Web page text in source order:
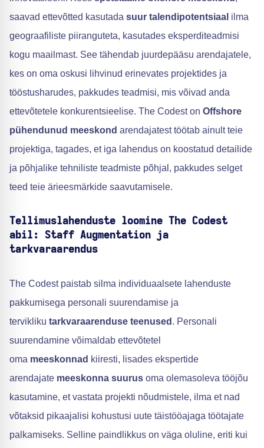
saavad ettevõtted kasutada suur talendipotentsiaal ilma
geograafiliste piiranguteta, kasutades eksperditeadmisi
kogu maailmast. See tähendab juurdepääsu arendajatele,
kes on oma oskusi lihvinud erinevates projektides ja
tööstusharudes, pakkudes teadmisi, mis võivad anda
ettevõtetele konkurentsieelise. The Codest on Offshore
pühendunud meeskond arendajatest töötab ainult teie
projektiga, tagades, et iga lahendus on koostatud detailide
ja põhjalike tehniliste teadmiste põhjal, pakkudes selget
teed teie ärieesmärkide saavutamisele.
Tellimuslahenduste loomine The Codest
abil: Staff Augmentation ja
tarkvaraarendus
The Codest paistab silma individuaalsete lahenduste
pakkumisega personali suurendamise ja
tervikliku tarkvaraarenduse teenused . Personali
suurendamine võimaldab ettevõtetel
oma meeskonnad kiiresti, lisades ekspertide
arendajate meeskonna suurus oma olemasoleva tööjõu
kasutamine, et vastata projekti nõudmistele, ilma et nad
võtaksid pikaajalisi kohustusi uute täistööajaga töötajate
palkamiseks. Selline paindlikkus on väga oluline, eriti kui